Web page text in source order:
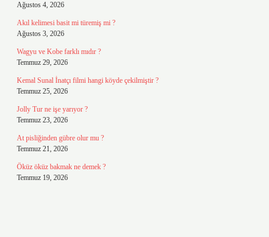
Ağustos 4, 2026
Akıl kelimesi basit mi türemiş mi ?
Ağustos 3, 2026
Wagyu ve Kobe farklı mıdır ?
Temmuz 29, 2026
Kemal Sunal İnatçı filmi hangi köyde çekilmiştir ?
Temmuz 25, 2026
Jolly Tur ne işe yarıyor ?
Temmuz 23, 2026
At pisliğinden gübre olur mu ?
Temmuz 21, 2026
Öküz öküz bakmak ne demek ?
Temmuz 19, 2026